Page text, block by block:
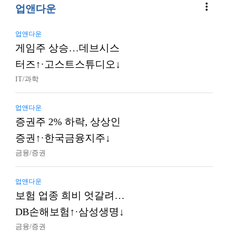
업앤다운 more_vert
업앤다운
게임주 상승…데브시스
터즈↑·고스트스튜디오↓
IT/과학
업앤다운
증권주 2% 하락, 상상인
증권↑·한국금융지주↓
금융/증권
업앤다운
보험 업종 희비 엇갈려…
DB손해보험↑·삼성생명↓
금융/증권